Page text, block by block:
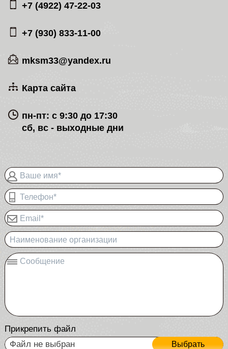
+7 (4922) 47-22-03
+7 (930) 833-11-00
mksm33@yandex.ru
Карта сайта
пн-пт: с 9:30 до 17:30
сб, вс - выходные дни
Ваше имя*
Телефон*
Email*
Наименование организации
Сообщение
Прикрепить файл
Выбрать
Файл не выбран